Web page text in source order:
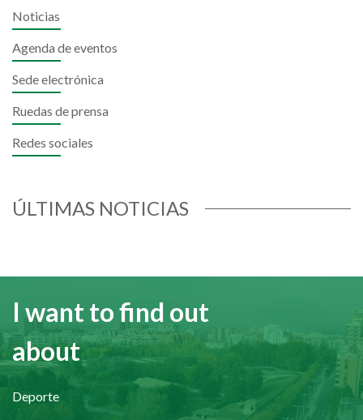
Noticias
Agenda de eventos
Sede electrónica
Ruedas de prensa
Redes sociales
ÚLTIMAS NOTICIAS
I want to find out
about
Deporte